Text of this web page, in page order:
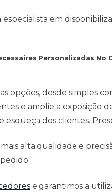
em
Personalizadas
opções, desde simples
e amplie a exposição
esqueça dos clientes.
alta qualidade e
e garantimos a